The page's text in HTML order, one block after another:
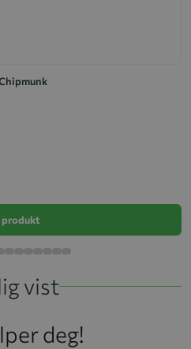
produkt
vist
deg!